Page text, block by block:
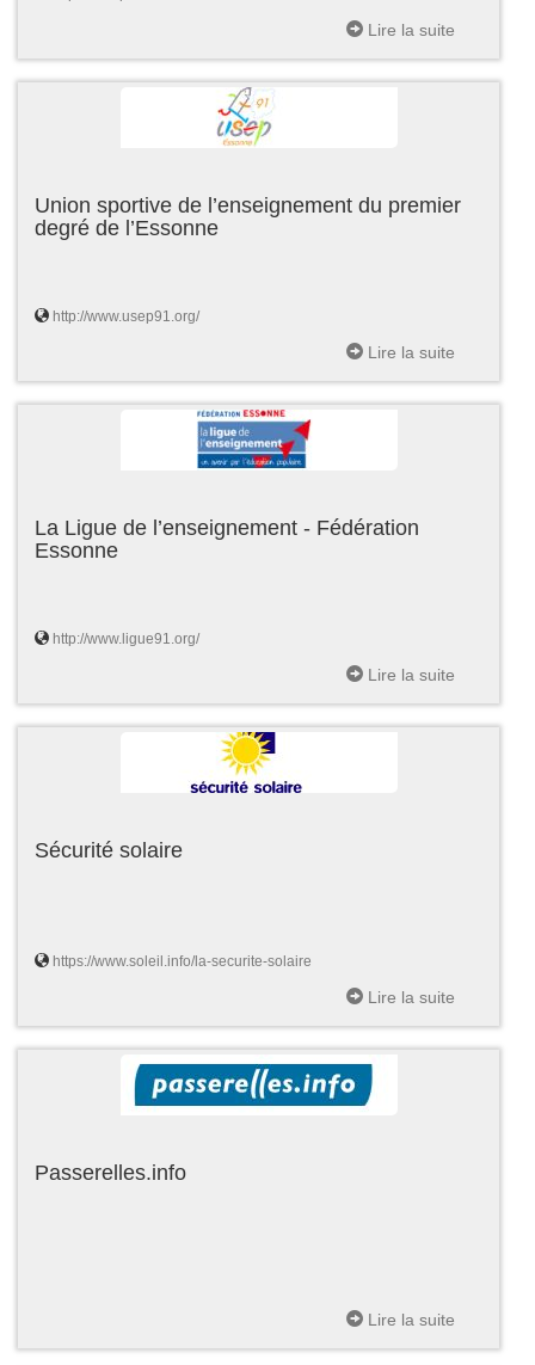
Lire la suite
Union sportive de l’enseignement du premier
degré de l’Essonne
http://www.usep91.org/
Lire la suite
La Ligue de l’enseignement - Fédération
Essonne
http://www.ligue91.org/
Lire la suite
Sécurité solaire
https://www.soleil.info/la-securite-solaire
Lire la suite
Passerelles.info
Lire la suite